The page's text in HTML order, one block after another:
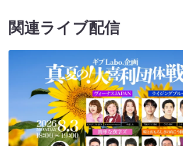
関連ライブ配信